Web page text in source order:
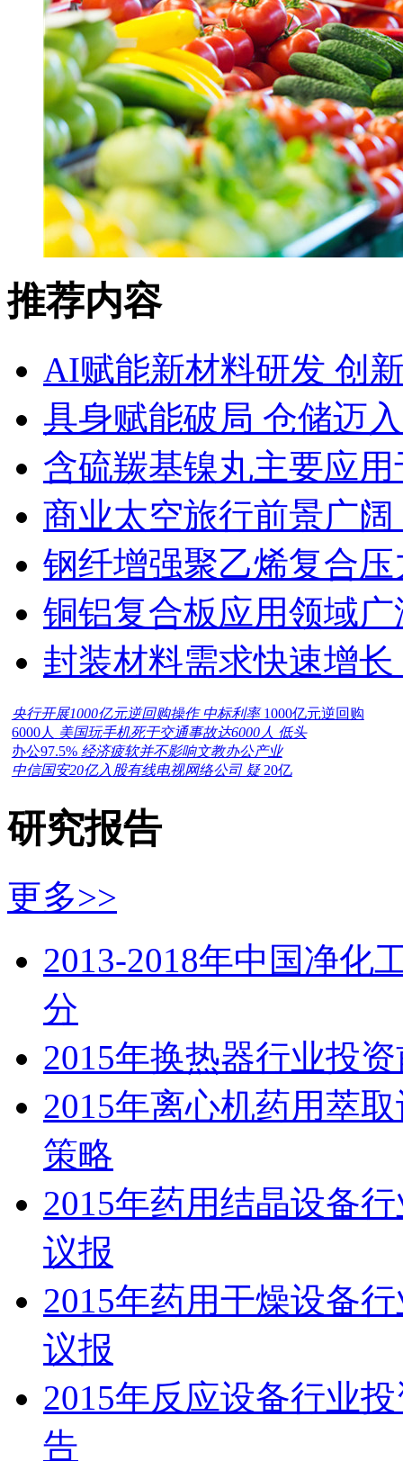
推荐内容
AI赋能新材料研发 创
具身赋能破局 仓储迈
含硫羰基镍丸主要应
商业太空旅行前景广
钢纤增强聚乙烯复合
铜铝复合板应用领域
封装材料需求快速增
央行开展1000亿元逆回购操作 中标利率 1000亿元逆回购
6000人 美国玩手机死于交通事故达6000人 低头
办公97.5% 经济疲软并不影响文教办公产业
中信国安20亿入股有线电视网络公司 疑 20亿
研究报告
更多>>
2013-2018年中国净化
分
2015年换热器行业投
2015年离心机药用萃
策略
2015年药用结晶设备
议报
2015年药用干燥设备
议报
2015年反应设备行业
告